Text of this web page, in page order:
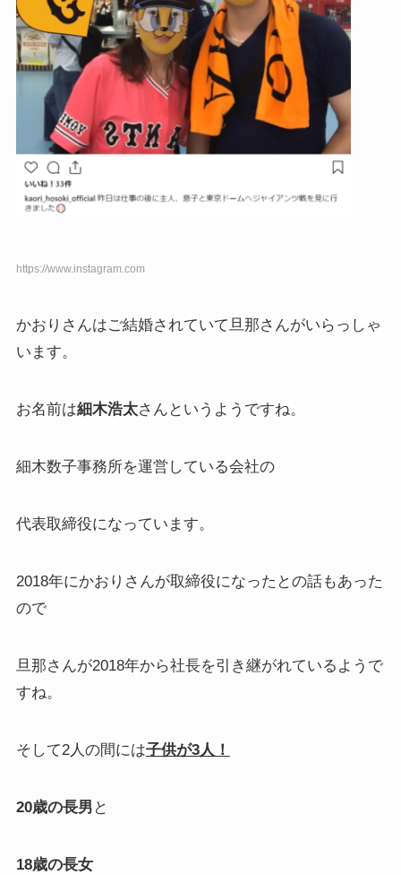
https://www.instagram.com
かおりさんはご結婚されていて旦那さんがいらっしゃ
います。
お名前は細木浩太さんというようですね。
細木数子事務所を運営している会社の
代表取締役になっています。
2018年にかおりさんが取締役になったとの話もあった
ので
旦那さんが2018年から社長を引き継がれているようで
すね。
そして2人の間には子供が3人！
20歳の長男 と
18歳の長女